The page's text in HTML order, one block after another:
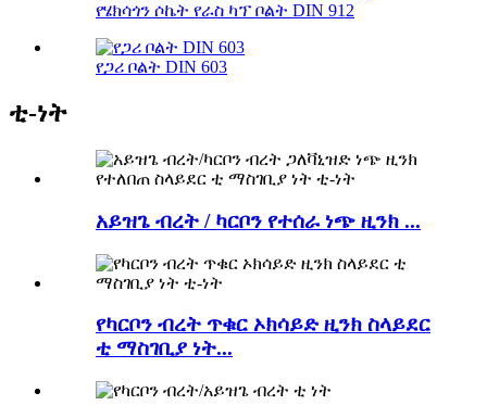
የሄክሳጎን ሶኬት የራስ ካፕ ቦልት DIN 912
የጋሪ ቦልት DIN 603
ቲ-ነት
አይዝጌ ብረት / ካርቦን የተሰራ ነጭ ዚንክ ...
የካርቦን ብረት ጥቁር ኦክሳይድ ዚንክ ስላይደር
ቲ ማስገቢያ ነት...